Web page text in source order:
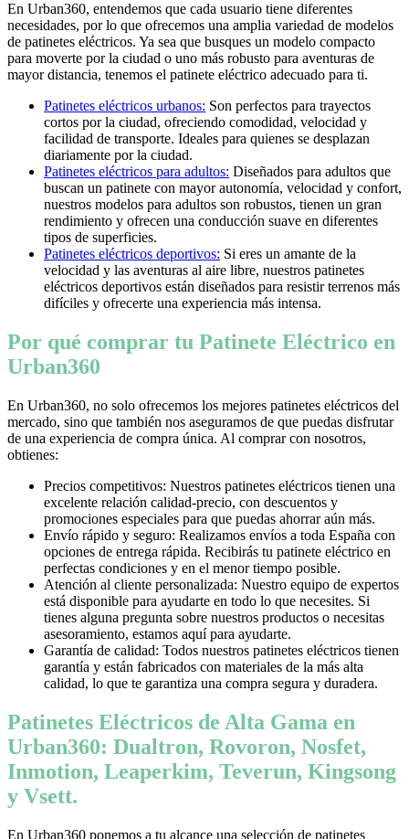
En Urban360, entendemos que cada usuario tiene diferentes
necesidades, por lo que ofrecemos una amplia variedad de modelos
de patinetes eléctricos. Ya sea que busques un modelo compacto
para moverte por la ciudad o uno más robusto para aventuras de
mayor distancia, tenemos el patinete eléctrico adecuado para ti.
Patinetes eléctricos urbanos: Son perfectos para trayectos
cortos por la ciudad, ofreciendo comodidad, velocidad y
facilidad de transporte. Ideales para quienes se desplazan
diariamente por la ciudad.
Patinetes eléctricos para adultos: Diseñados para adultos que
buscan un patinete con mayor autonomía, velocidad y confort,
nuestros modelos para adultos son robustos, tienen un gran
rendimiento y ofrecen una conducción suave en diferentes
tipos de superficies.
Patinetes eléctricos deportivos: Si eres un amante de la
velocidad y las aventuras al aire libre, nuestros patinetes
eléctricos deportivos están diseñados para resistir terrenos más
difíciles y ofrecerte una experiencia más intensa.
Por qué comprar tu Patinete Eléctrico en
Urban360
En Urban360, no solo ofrecemos los mejores patinetes eléctricos del
mercado, sino que también nos aseguramos de que puedas disfrutar
de una experiencia de compra única. Al comprar con nosotros,
obtienes:
Precios competitivos: Nuestros patinetes eléctricos tienen una
excelente relación calidad-precio, con descuentos y
promociones especiales para que puedas ahorrar aún más.
Envío rápido y seguro: Realizamos envíos a toda España con
opciones de entrega rápida. Recibirás tu patinete eléctrico en
perfectas condiciones y en el menor tiempo posible.
Atención al cliente personalizada: Nuestro equipo de expertos
está disponible para ayudarte en todo lo que necesites. Si
tienes alguna pregunta sobre nuestros productos o necesitas
asesoramiento, estamos aquí para ayudarte.
Garantía de calidad: Todos nuestros patinetes eléctricos tienen
garantía y están fabricados con materiales de la más alta
calidad, lo que te garantiza una compra segura y duradera.
Patinetes Eléctricos de Alta Gama en
Urban360: Dualtron, Rovoron, Nosfet,
Inmotion, Leaperkim, Teverun, Kingsong
y Vsett.
En Urban360 ponemos a tu alcance una selección de patinetes